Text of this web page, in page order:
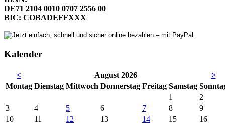
DE71 2104 0010 0707 2556 00
BIC: COBADEFFXXX
Kalender
< August 2026
>
Montag Dienstag Mittwoch Donnerstag Freitag Samstag So
1
2
3
4 5 6 7 8
9
10
11 12 13 14 15
16